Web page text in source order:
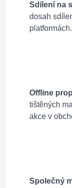
Sdílení na
dosah
platformách.
Offline
tištěných
akce v
Společný